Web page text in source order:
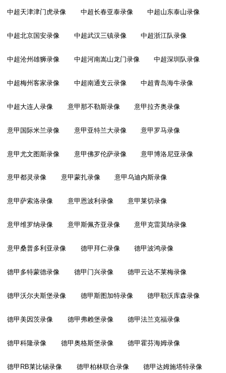
中超天津津门虎录像 中超长春亚泰录像 中超山东泰山录像
中超北京国安录像 中超武汉三镇录像 中超浙江队录像
中超沧州雄狮录像 中超河南嵩山龙门录像 中超深圳队录像
中超梅州客家录像 中超南通支云录像 中超青岛海牛录像
中超大连人录像 意甲那不勒斯录像 意甲拉齐奥录像
意甲国际米兰录像 意甲亚特兰大录像 意甲罗马录像
意甲尤文图斯录像 意甲佛罗伦萨录像 意甲博洛尼亚录像
意甲都灵录像 意甲蒙扎录像 意甲乌迪内斯录像
意甲萨索洛录像 意甲恩波利录像 意甲莱切录像
意甲维罗纳录像 意甲斯佩齐亚录像 意甲克雷莫纳录像
意甲桑普多利亚录像 德甲拜仁录像 德甲波鸿录像
德甲多特蒙德录像 德甲门兴录像 德甲云达不莱梅录像
德甲沃尔夫斯堡录像 德甲斯图加特录像 德甲勒沃库森录像
德甲美因茨录像 德甲弗赖堡录像 德甲法兰克福录像
德甲科隆录像 德甲奥格斯堡录像 德甲霍芬海姆录像
德甲RB莱比锡录像 德甲柏林联合录像 德甲达姆施塔特录像